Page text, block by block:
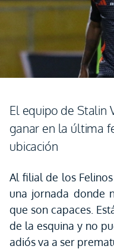
El equipo de Stalin
ganar en la última
ubicación
Al filial de los
una jornada donde
que son capaces.
de la esquina y no
adiós va a ser